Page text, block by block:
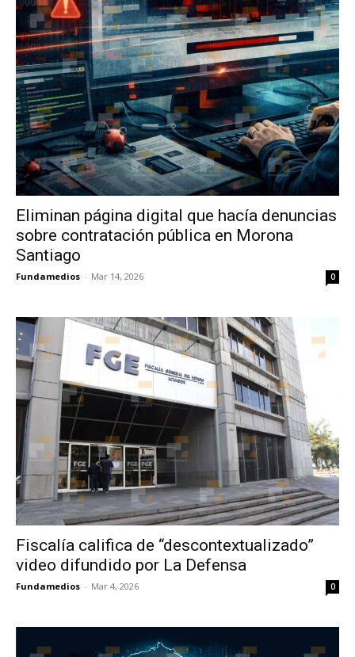
Eliminan página digital que hacía denuncias
sobre contratación pública en Morona
Santiago
Fundamedios - Mar 14, 2026 0
Fiscalía califica de “descontextualizado”
video difundido por La Defensa
Fundamedios - Mar 4, 2026 0